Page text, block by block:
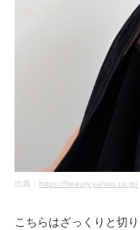
出典： https://beauty.yahoo.co.jp/
こちらはざっくりと切